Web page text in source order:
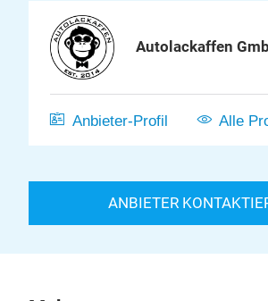
Autolackaffen
Anbieter-Profil Alle
ANBIETER